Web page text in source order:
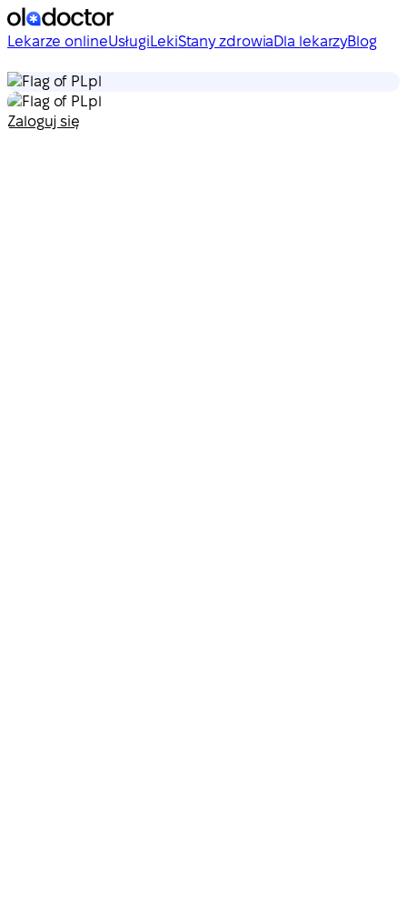
Lekarze onlineUsługi LekiStany zdrowiaDla lekarzyBlog
pl
pl
Zaloguj się